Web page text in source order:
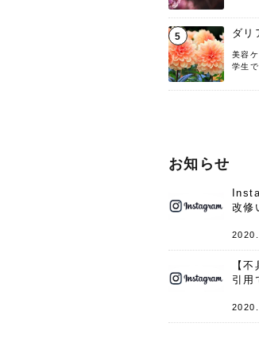
♡ 役
頑張
5 ダリ
美容
学生
す。
お知らせ
改修
【
引用
件